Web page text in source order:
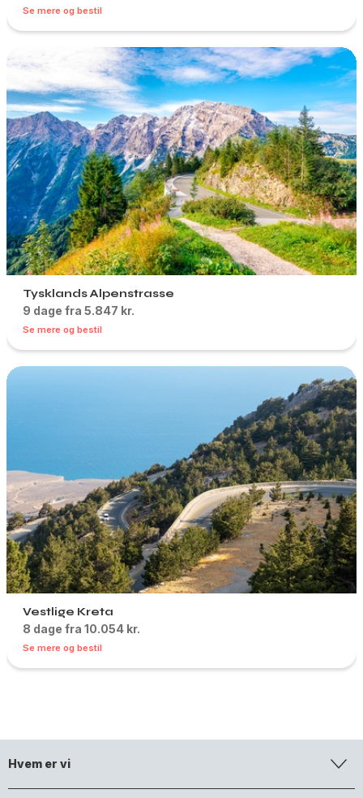
Se mere og bestil
Tysklands Alpenstrasse
9 dage fra 5.847 kr.
Se mere og bestil
Vestlige Kreta
8 dage fra 10.054 kr.
Se mere og bestil
Hvem er vi